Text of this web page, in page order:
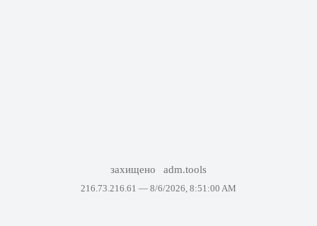
захищено adm.tools
216.73.216.61 — 8/6/2026, 8:51:00 AM